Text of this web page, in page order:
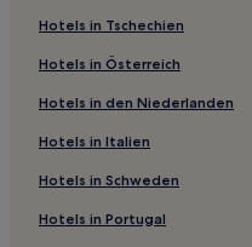
Hotels in Tschechien
Hotels in Österreich
Hotels in den Niederlanden
Hotels in Italien
Hotels in Schweden
Hotels in Portugal